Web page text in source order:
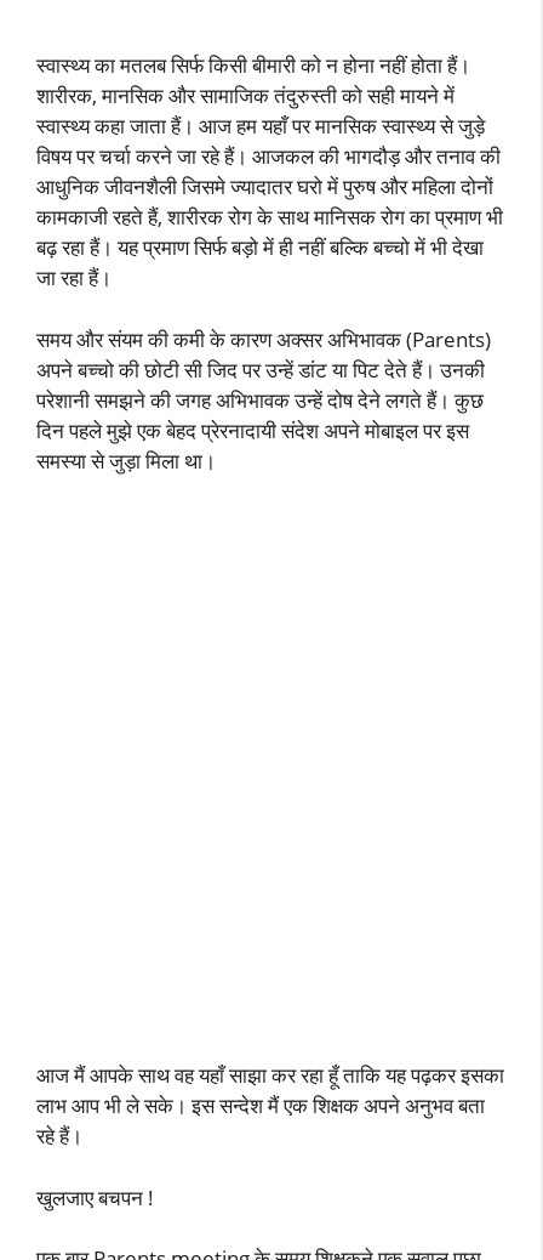
स्वास्थ्य का मतलब सिर्फ किसी बीमारी को न होना नहीं होता हैं।
शारीरक, मानसिक और सामाजिक तंदुरुस्ती को सही मायने में
स्वास्थ्य कहा जाता हैं। आज हम यहाँ पर मानसिक स्वास्थ्य से जुड़े
विषय पर चर्चा करने जा रहे हैं। आजकल की भागदौड़ और तनाव की
आधुनिक जीवनशैली जिसमे ज्यादातर घरो में पुरुष और महिला दोनों
कामकाजी रहते हैं, शारीरक रोग के साथ मानिसक रोग का प्रमाण भी
बढ़ रहा हैं। यह प्रमाण सिर्फ बड़ो में ही नहीं बल्कि बच्चो में भी देखा
जा रहा हैं।
समय और संयम की कमी के कारण अक्सर अभिभावक (Parents)
अपने बच्चो की छोटी सी जिद पर उन्हें डांट या पिट देते हैं। उनकी
परेशानी समझने की जगह अभिभावक उन्हें दोष देने लगते हैं। कुछ
दिन पहले मुझे एक बेहद प्रेरनादायी संदेश अपने मोबाइल पर इस
समस्या से जुड़ा मिला था।
आज मैं आपके साथ वह यहाँ साझा कर रहा हूँ ताकि यह पढ़कर इसका
लाभ आप भी ले सके। इस सन्देश मैं एक शिक्षक अपने अनुभव बता
रहे हैं।
खुलजाए बचपन !